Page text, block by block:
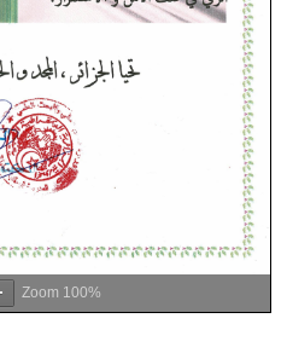
Zoom 100%